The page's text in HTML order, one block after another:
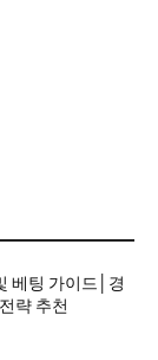
베팅 가이드│경
략 추천